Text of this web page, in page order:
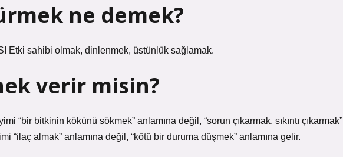
ne demek?
Etki sahibi olmak, dinlenmek, üstünlük sağlamak.
verir misin?
“bir bitkinin kökünü sökmek” anlamına değil, “sorun çıkarmak, sıkıntı çıkarmak”
“ilaç almak” anlamına değil, “kötü bir duruma düşmek” anlamına gelir.